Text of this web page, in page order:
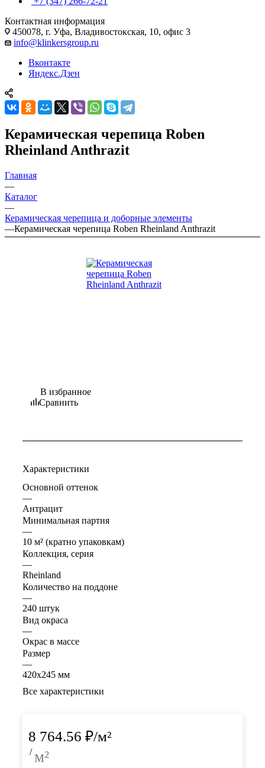
Контактная информация
450078, г. Уфа, Владивостокская, 10, офис 3
info@klinkersgroup.ru
Вконтакте
Яндекс.Дзен
Керамическая черепица Roben
Rheinland Anthrazit
Главная
—
Каталог
—
Керамическая черепица и доборные элементы
—Керамическая черепица Roben Rheinland Anthrazit
В избранное
Сравнить
Характеристики
Основной оттенок
—
Антрацит
Минимальная партия
—
10 м² (кратно упаковкам)
Коллекция, серия
—
Rheinland
Количество на поддоне
—
240 штук
Вид окраса
—
Окрас в массе
Размер
—
420х245 мм
Все характеристики
8 764.56 ₽/м²
/ м²